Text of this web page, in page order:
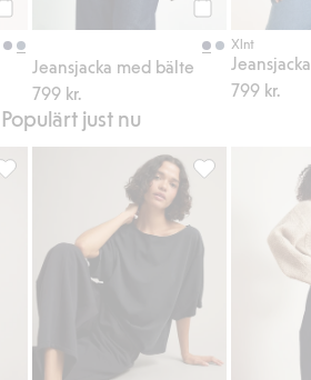
Jeansjacka med bälte
799 kr.
Xlnt
799 kr.
Populärt just nu
Pull-on jeans i culottemodell, Lägg till i
Trikåtopp,